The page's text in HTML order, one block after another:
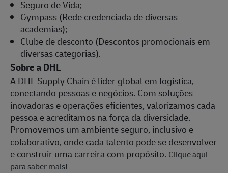
Seguro de Vida;
Gympass (Rede credenciada de diversas
academias);
Clube de desconto (Descontos promocionais em
diversas categorias).
Sobre a DHL
A DHL Supply Chain é líder global em logística,
conectando pessoas e negócios. Com soluções
inovadoras e operações eficientes, valorizamos cada
pessoa e acreditamos na força da diversidade.
Promovemos um ambiente seguro, inclusivo e
colaborativo, onde cada talento pode se desenvolver
e construir uma carreira com propósito. Clique aqui
para saber mais!